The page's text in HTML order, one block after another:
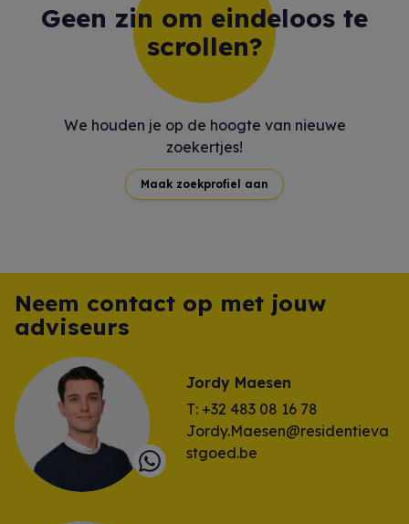
Geen zin om eindeloos te
scrollen?
We houden je op de hoogte van nieuwe
zoekertjes!
Maak zoekprofiel aan
Neem contact op met jouw
adviseurs
Jordy Maesen
T: +32 483 08 16 78
Jordy.Maesen@residentieva
stgoed.be